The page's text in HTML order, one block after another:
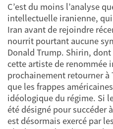
C’est du moins l’analyse
intellectuelle iranienne,
Iran avant de rejoindre
nourrit pourtant aucune
Donald Trump. Shirin,
cette artiste de renommée
prochainement retourner à
que les frappes
idéologique du régime. Si
été désigné pour succéder
est désormais exercé par